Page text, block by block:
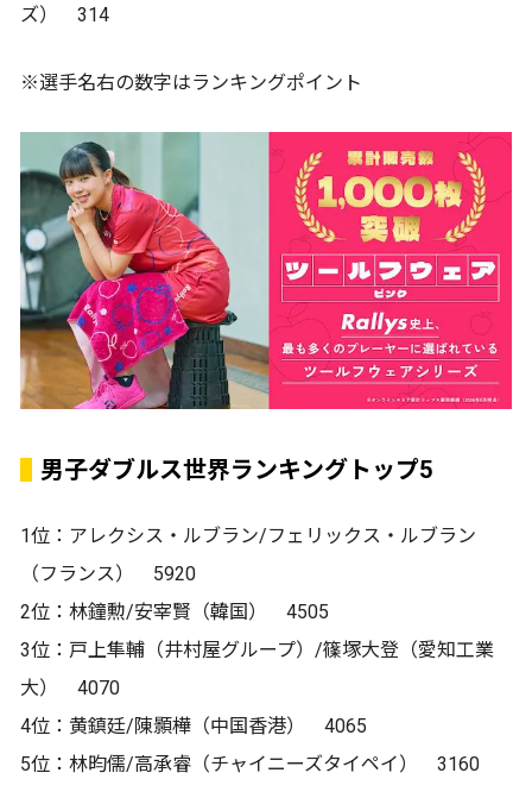
ズ） 314
※選手名右の数字はランキングポイント
男子ダブルス世界ランキングトップ5
1位：アレクシス・ルブラン/フェリックス・ルブラン
（フランス） 5920
2位：林鐘勲/安宰賢（韓国） 4505
3位：戸上隼輔（井村屋グループ）/篠塚大登（愛知工業
大） 4070
4位：黄鎮廷/陳顥樺（中国香港） 4065
5位：林昀儒/高承睿（チャイニーズタイペイ） 3160